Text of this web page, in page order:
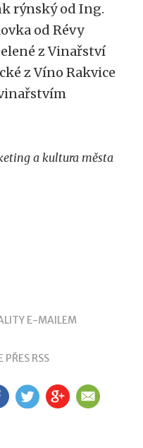
rýnský od Ing.
od Révy
z Vinařství
z Víno Rakvice
a kultura města
E-MAILEM
PŘES RSS
TW GP EM